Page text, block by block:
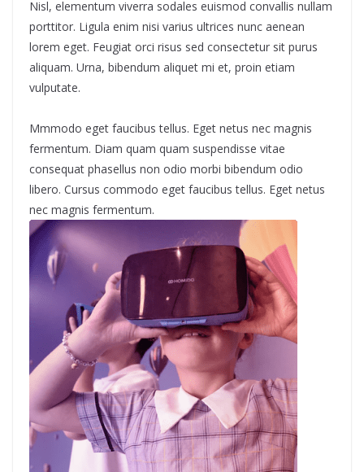
Nisl, elementum viverra sodales euismod convallis nullam
porttitor. Ligula enim nisi varius ultrices nunc aenean
lorem eget. Feugiat orci risus sed consectetur sit purus
aliquam. Urna, bibendum aliquet mi et, proin etiam
vulputate.
Mmmodo eget faucibus tellus. Eget netus nec magnis
fermentum. Diam quam quam suspendisse vitae
consequat phasellus non odio morbi bibendum odio
libero. Cursus commodo eget faucibus tellus. Eget netus
nec magnis fermentum.